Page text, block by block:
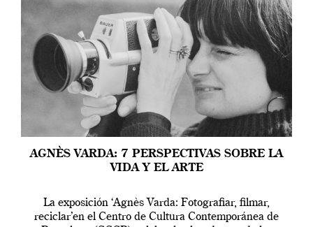
AGNÈS VARDA: 7 PERSPECTIVAS SOBRE LA
VIDA Y EL ARTE
La exposición ‘Agnès Varda: Fotografiar, filmar,
reciclar’en el Centro de Cultura Contemporánea de